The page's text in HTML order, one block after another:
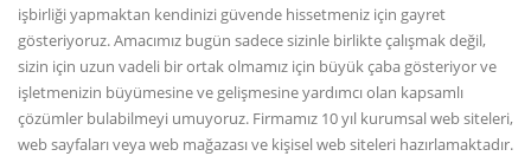
işbirliği yapmaktan kendinizi güvende hissetmeniz için gayret
gösteriyoruz. Amacımız bugün sadece sizinle birlikte çalışmak değil,
sizin için uzun vadeli bir ortak olmamız için büyük çaba gösteriyor ve
işletmenizin büyümesine ve gelişmesine yardımcı olan kapsamlı
çözümler bulabilmeyi umuyoruz. Firmamız 10 yıl kurumsal web siteleri,
web sayfaları veya web mağazası ve kişisel web siteleri hazırlamaktadır.